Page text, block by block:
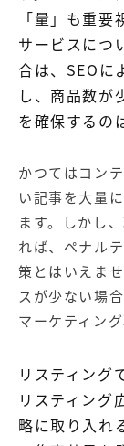
「量」も重
サービスにつ
合は、SEOに
し、商品数が
を確保するの
かつてはコン
い記事を大量
ます。しかし
れば、ペナル
策とはいえま
スが少ない場
マーケティン
リスティング
リスティング
略に取り入れ